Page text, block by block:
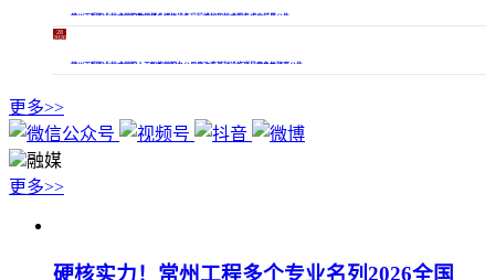
常州工程职业技术学院教学楼多媒体设备运行维护和技术服务成交结果公告
28
2026-
常州工程职业技术学院人工智能学院办公用房改造基础设施项目竞争性磋商公告
更多>>
融媒
更多>>
硬核实力！常州工程多个专业名列2026全国